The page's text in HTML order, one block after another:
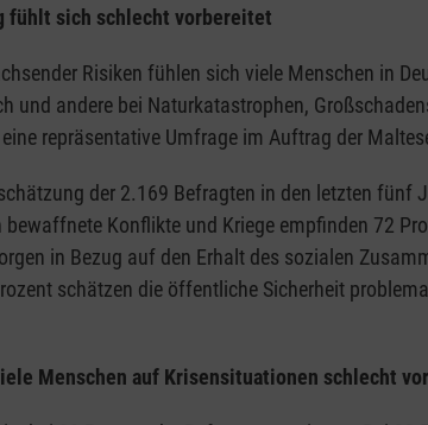
fühlt sich schlecht vorbereitet
Risiken fühlen sich viele Menschen in
und andere bei Naturkatastrophen,
repräsentative Umfrage im Auftrag der
der 2.169 Befragten in den letzten fünf
Konflikte und Kriege empfinden 72
in Bezug auf den Erhalt des sozialen
schätzen die öffentliche Sicherheit
Menschen auf Krisensituationen schlecht